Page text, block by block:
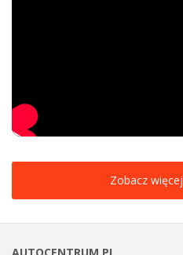
Zobacz więcej
AUTOCENTRUM.PL